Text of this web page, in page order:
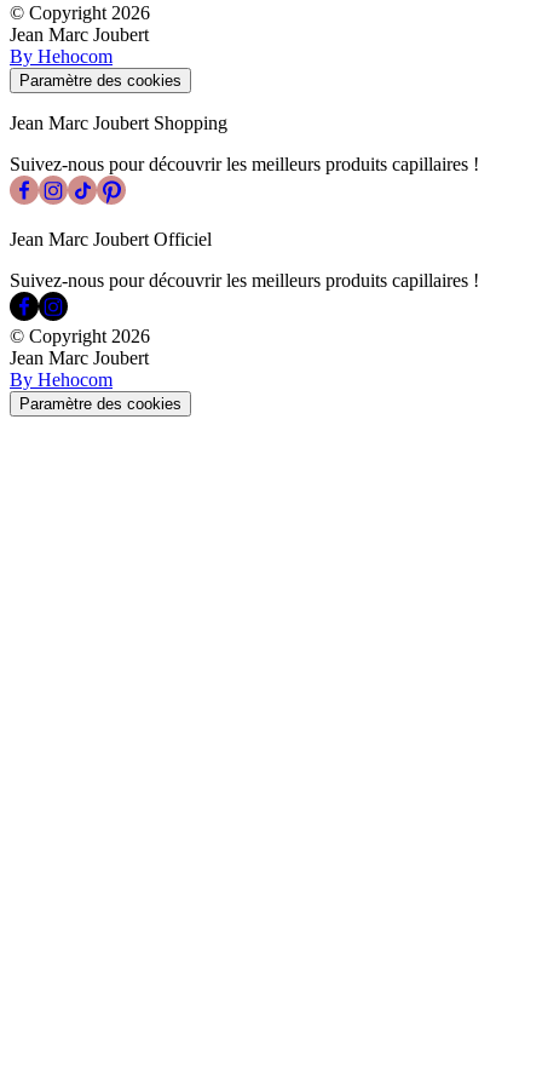
© Copyright 2026
Jean Marc Joubert
By Hehocom
Paramètre des cookies
Jean Marc Joubert Shopping
Suivez-nous pour découvrir les meilleurs produits capillaires !
Jean Marc Joubert Officiel
Suivez-nous pour découvrir les meilleurs produits capillaires !
© Copyright 2026
Jean Marc Joubert
By Hehocom
Paramètre des cookies